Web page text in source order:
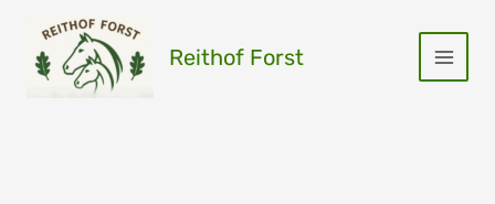
springen
Reithof Forst